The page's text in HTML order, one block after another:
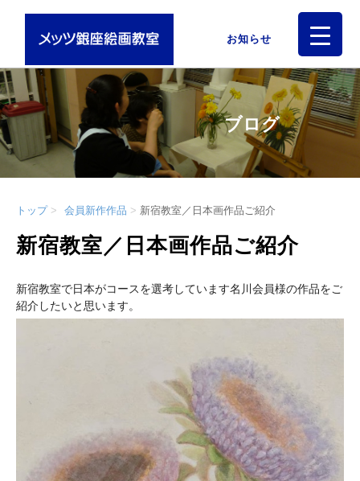
お知らせ
ブログ
トップ 会員新作作品 新宿教室／日本画作品ご紹介
新宿教室／日本画作品ご紹介
新宿教室で日本がコースを選考しています名川会員様の作品をご
紹介したいと思います。